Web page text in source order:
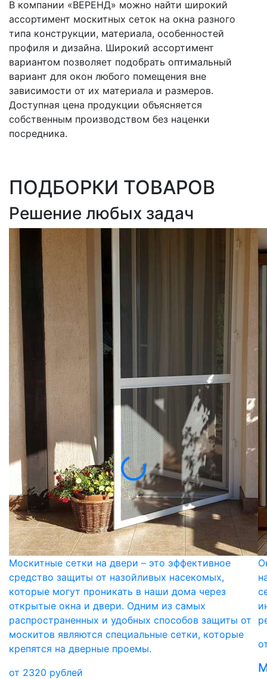
В компании «ВЕРЕНД» можно найти широкий
ассортимент москитных сеток на окна разного
типа конструкции, материала, особенностей
профиля и дизайна. Широкий ассортимент
вариантом позволяет подобрать оптимальный
вариант для окон любого помещения вне
зависимости от их материала и размеров.
Доступная цена продукции объясняется
собственным производством без наценки
посредника.
ПОДБОРКИ ТОВАРОВ
Решение любых задач
Москитные сетки на двери – это эффективное
средство защиты от назойливых насекомых,
которые могут проникать в наши дома через
открытые окна и двери. Одним из самых
распространенных и удобных способов защиты от
москитов являются специальные сетки, которые
крепятся на дверные проемы.
от 2320 рублей